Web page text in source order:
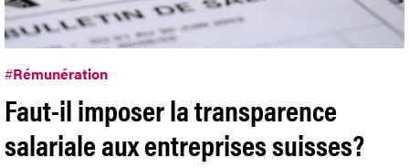
#Rémunération
Faut-il imposer la transparence
salariale aux entreprises suisses?